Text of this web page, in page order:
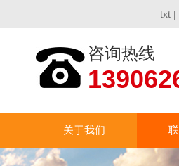
txt |
咨询热线
关于我们